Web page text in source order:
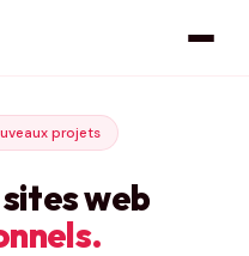
projets
web